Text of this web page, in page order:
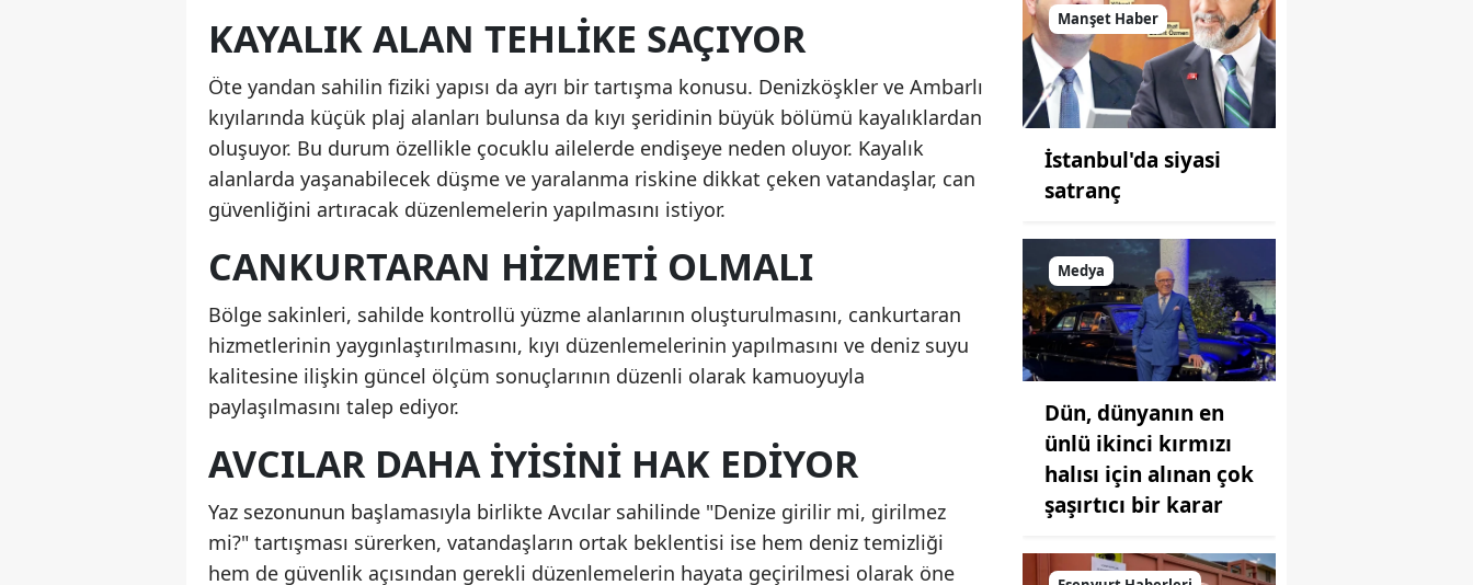
KAYALIK ALAN TEHLIKE SAÇIYOR
Öte yandan sahilin fiziki yapısı da ayrı bir tartışma konusu. Denizköşkler ve Ambarlı
kıyılarında küçük plaj alanları bulunsa da kıyı şeridinin büyük bölümü kayalıklardan
oluşuyor. Bu durum özellikle çocuklu ailelerde endişeye neden oluyor. Kayalık
alanlarda yaşanabilecek düşme ve yaralanma riskine dikkat çeken vatandaşlar, can
güvenliğini artıracak düzenlemelerin yapılmasını istiyor.
CANKURTARAN HIZMETI OLMALI
Bölge sakinleri, sahilde kontrollü yüzme alanlarının oluşturulmasını, cankurtaran
hizmetlerinin yaygınlaştırılmasını, kıyı düzenlemelerinin yapılmasını ve deniz suyu
kalitesine ilişkin güncel ölçüm sonuçlarının düzenli olarak kamuoyuyla
paylaşılmasını talep ediyor.
AVCILAR DAHA IYISINI HAK EDIYOR
Yaz sezonunun başlamasıyla birlikte Avcılar sahilinde "Denize girilir mi, girilmez
mi?" tartışması sürerken, vatandaşların ortak beklentisi ise hem deniz temizliği
hem de güvenlik açısından gerekli düzenlemelerin hayata geçirilmesi olarak öne
Manşet Haber
İstanbul'da siyasi
satranç
Medya
Dün, dünyanın en
ünlü ikinci kırmızı
halısı için alınan çok
şaşırtıcı bir karar